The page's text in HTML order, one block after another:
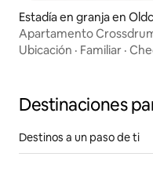
Estadía en granja en
Apartamento
Ubicación · Familiar ·
Destinaciones
Destinos a un paso de ti